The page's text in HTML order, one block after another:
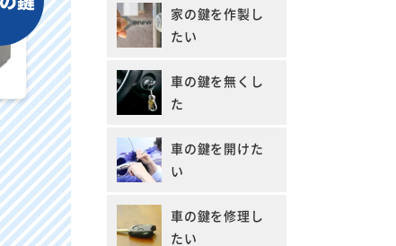
家の鍵を作製し
たい
車の鍵を無くし
た
車の鍵を開けた
い
車の鍵を修理し
たい